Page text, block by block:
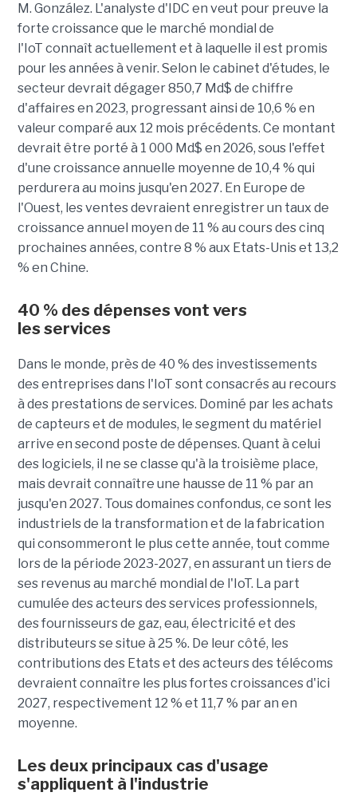
M. González. L'analyste d' IDC en veut pour preuve la
forte croissance que le marché mondial de
l' IoT connaît actuellement et à laquelle il est promis
pour les années à venir. Selon le cabinet d'études, le
secteur devrait dégager 850,7 Md$ de chiffre
d'affaires en 2023, progressant ainsi de 10,6 % en
valeur comparé aux 12 mois précédents. Ce montant
devrait être porté à 1 000 Md$ en 2026, sous l'effet
d'une croissance annuelle moyenne de 10,4 % qui
perdurera au moins jusqu'en 2027. En Europe de
l'Ouest, les ventes devraient enregistrer un taux de
croissance annuel moyen de 11 % au cours des cinq
prochaines années, contre 8 % aux Etats-Unis et 13,2
% en Chine.
40 % des dépenses vont vers
les services
Dans le monde, près de 40 % desinvestissements
des entreprises dans l' IoT sont consacrés au recours
à des prestations de services. Dominé par les achats
de capteurs et de modules, le segment du matériel
arrive en second poste de dépenses. Quant à celui
des logiciels, il ne se classe qu'à la troisième place,
mais devrait connaître une hausse de 11 % par an
jusqu'en 2027. Tousdomainesconfondus, ce sont les
industriels de la transformation et de la fabrication
qui consommeront le plus cette année, tout comme
lors de la période 2023-2027, en assurant un tiers de
ses revenus au marché mondial de l' IoT. La part
cumulée des acteurs des services professionnels,
des fournisseurs de gaz, eau, électricité et des
distributeurs se situe à 25 %. De leur côté, les
contributions des Etats et des acteurs des télécoms
devraient connaître les plus fortes croissances d'ici
2027, respectivement 12 % et 11,7 % par an en
moyenne.
Les deux principaux cas d'usage
s'appliquent à l'industrie